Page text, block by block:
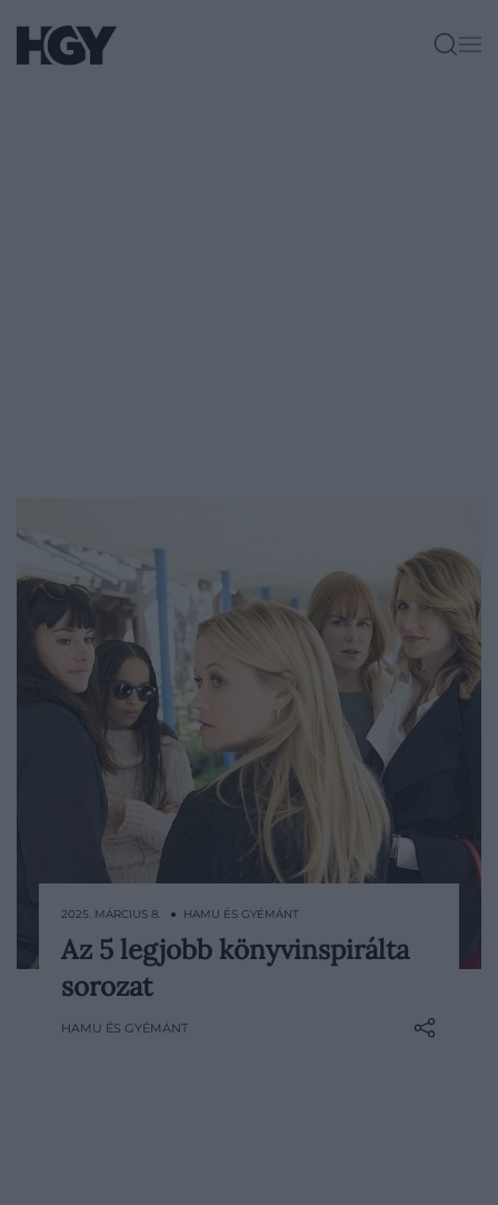
Egyre több regény esetében figyelhető
meg, hogy az adaptáció nem filmre,
hanem tévéképernyőre történik. Ez
2025. MÁRCIUS 8. ● HAMU ÉS GYÉMÁNT
Az 5 legjobb könyvinspirálta
sorozat
HAMU ÉS GYÉMÁNT